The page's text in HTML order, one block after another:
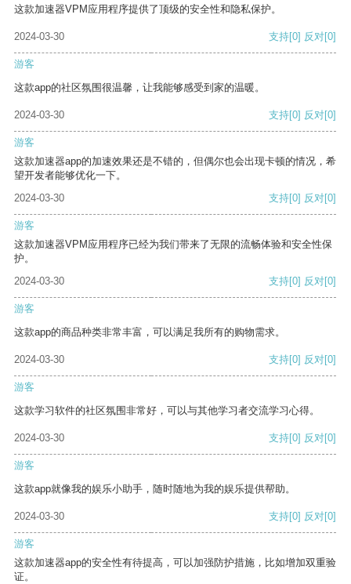
这款加速器VPM应用程序提供了顶级的安全性和隐私保护。
2024-03-30 支持[0] 反对[0]
游客
这款app的社区氛围很温馨，让我能够感受到家的温暖。
2024-03-30 支持[0] 反对[0]
游客
这款加速器app的加速效果还是不错的，但偶尔也会出现卡顿的情况，希
望开发者能够优化一下。
2024-03-30
支持[0] 反对[0]
游客
这款加速器VPM应用程序已经为我们带来了无限的流畅体验和安全性保
护。
2024-03-30
支持[0] 反对[0]
游客
这款app的商品种类非常丰富，可以满足我所有的购物需求。
2024-03-30 支持[0] 反对[0]
游客
这款学习软件的社区氛围非常好，可以与其他学习者交流学习心得。
2024-03-30 支持[0] 反对[0]
游客
这款app就像我的娱乐小助手，随时随地为我的娱乐提供帮助。
2024-03-30 支持[0] 反对[0]
游客
这款加速器app的安全性有待提高，可以加强防护措施，比如增加双重验
证。